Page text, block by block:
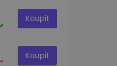
Koupit
Koupit